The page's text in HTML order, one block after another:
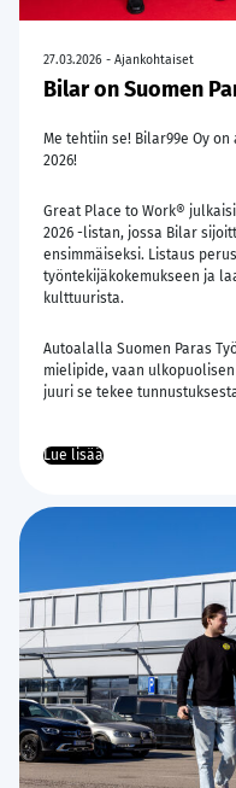
27.03.2026 - Ajankohtaiset
Bilar on Suomen
Me tehtiin se! Bilar99e Oy
2026!
Great Place to Work®
2026 -listan, jossa Bilar
ensimmäiseksi. Listaus
työntekijäkokemukseen ja
kulttuurista.
Autoalalla Suomen Paras
mielipide, vaan
juuri se tekee
Lue lisää